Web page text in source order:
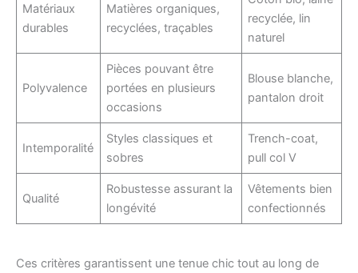
Matériaux
durables
Matières organiques,
recyclées, traçables
recyclée, lin
naturel
Polyvalence
Pièces pouvant être
portées en plusieurs
occasions
Blouse blanche,
pantalon droit
Intemporalité
Styles classiques et
sobres
Trench-coat,
pull col V
Qualité
Robustesse assurant la
longévité
Vêtements bien
confectionnés
Ces critères garantissent une tenue chic tout au long de